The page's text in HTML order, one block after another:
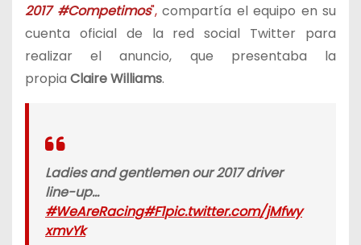
2017 #Competimos",compartía el equipo en su
cuenta oficial de la red social Twitter para
realizar el anuncio, que presentaba la
propia Claire Williams.
Ladies and gentlemen our 2017 driver
line-up…
#WeAreRacing#F1pic.twitter.com/jMfwy
xmvYk